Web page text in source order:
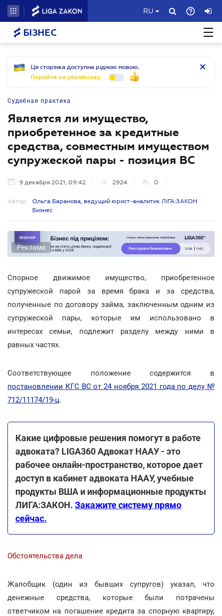
RU
БІЗНЕС
Ця сторінка доступна рідною мовою.
Перейти на українську
Судебная практика
Является ли имущество,
приобретенное за кредитные
средства, совместным имуществом
супружеской пары - позиция ВС
9 декабря 2021, 09:42 2924 0
Автор:
Ольга Баранова, ведущий юрист-аналитик ЛІГА:ЗАКОН
Бизнес
Реклама
Спорное движимое имущество, приобретенное
супружеской парой за время брака и за средства,
полученные по договору займа, заключенным одним из
супружеской пары, которые им использовано в
интересах семьи, подлежит разделу между ними в
равных частях.
Соответствующее положение содержится в
постановлении КГС ВС от 24 ноября 2021 года по делу №
712/11174/19-ц.
Какие цифровые решения помогут в работе
адвоката? LIGA360 Адвокат НААУ - это
рабочее онлайн-пространство, которое дает
доступ в кабинет адвоката НААУ, учебные
продукты ВША и информационные продукты
ЛИГА:ЗАКОН. Закажите систему прямо
сейчас.
Обстоятельства дела
Жалобщик (один из бывших супругов) указал, что
денежные средства, которые были потрачены
ответчиком на погашение кредита за спорную квартиру,